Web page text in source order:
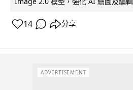
14 分享
ADVERTISEMENT